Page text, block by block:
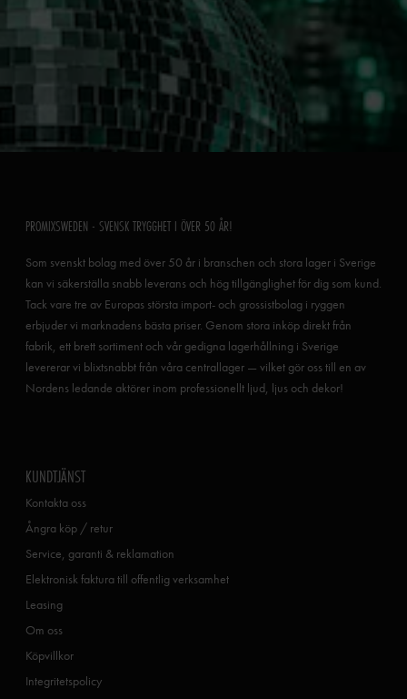
PROMIXSWEDEN - SVENSK TRYGGHET I ÖVER 50 ÅR!
Som svenskt bolag med över 50 år i branschen och stora lager i Sverige
kan vi säkerställa snabb leverans och hög tillgänglighet för dig som kund.
Tack vare tre av Europas största import- och grossistbolag i ryggen
erbjuder vi marknadens bästa priser. Genom stora inköp direkt från
fabrik, ett brett sortiment och vår gedigna lagerhållning i Sverige
levererar vi blixtsnabbt från våra centrallager — vilket gör oss till en av
Nordens ledande aktörer inom professionellt ljud, ljus och dekor!
KUNDTJÄNST
Kontakta oss
Ångra köp / retur
Service, garanti & reklamation
Elektronisk faktura till offentlig verksamhet
Leasing
Om oss
Köpvillkor
Integritetspolicy